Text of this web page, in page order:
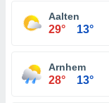
Aalten
29° 13°
Arnhem
28° 13°